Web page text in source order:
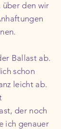
über den wir
Ballast ab.
schon
leicht ab.
der noch
ich genauer